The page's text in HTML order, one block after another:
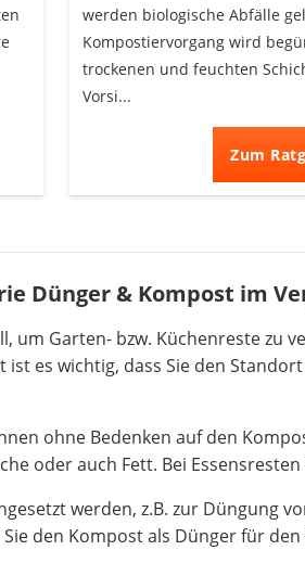
werden biologische Abfälle
Kompostiervorgang wird
trockenen und feuchten
Vorsi...
Zum
Dünger & Kompost im
um Garten- bzw. Küchenreste
ist es wichtig, dass Sie den
ohne Bedenken auf den
oder auch Fett. Bei
werden, z.B. zur Düngung
den Kompost als Dünger für